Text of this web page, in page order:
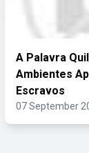
A Palavra
Ambientes
Escravos
07 September